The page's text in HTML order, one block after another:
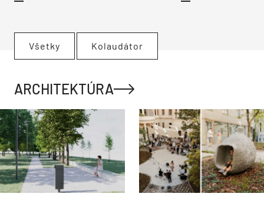
Všetky Kolaudátor
ARCHITEKTÚRA